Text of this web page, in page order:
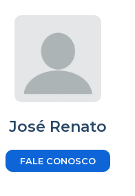
José Renato
FALE CONOSCO